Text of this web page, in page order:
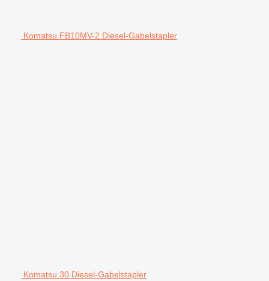
Komatsu FB10MV-2 Diesel-Gabelstapler
Komatsu 30 Diesel-Gabelstapler